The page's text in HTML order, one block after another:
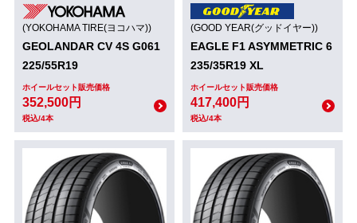
(YOKOHAMA TIRE(ヨコハマ))
GEOLANDAR CV 4S G061
225/55R19
ホイールセット販売価格
352,500円
税込/4本
(GOOD YEAR(グッドイヤー))
EAGLE F1 ASYMMETRIC 6
235/35R19 XL
ホイールセット販売価格
417,400円
税込/4本